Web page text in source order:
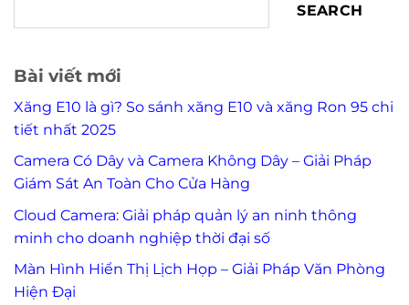
SEARCH
Bài viết mới
Xăng E10 là gì? So sánh xăng E10 và xăng Ron 95 chi
tiết nhất 2025
Camera Có Dây và Camera Không Dây – Giải Pháp
Giám Sát An Toàn Cho Cửa Hàng
Cloud Camera: Giải pháp quản lý an ninh thông
minh cho doanh nghiệp thời đại số
Màn Hình Hiển Thị Lịch Họp – Giải Pháp Văn Phòng
Hiện Đại